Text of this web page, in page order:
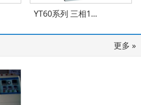
YT60系列 三相1...
更多 »